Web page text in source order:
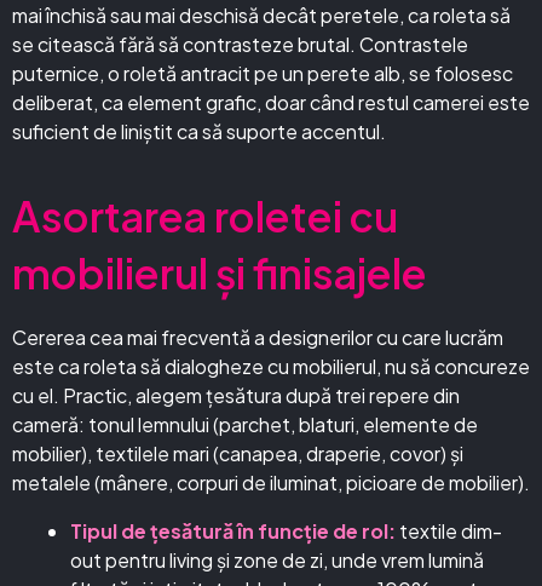
mai închisă sau mai deschisă decât peretele, ca roleta să
se citească fără să contrasteze brutal. Contrastele
puternice, o roletă antracit pe un perete alb, se folosesc
deliberat, ca element grafic, doar când restul camerei este
suficient de liniștit ca să suporte accentul.
Asortarea roletei cu
mobilierul și finisajele
Cererea cea mai frecventă a designerilor cu care lucrăm
este ca roleta să dialogheze cu mobilierul, nu să concureze
cu el. Practic, alegem țesătura după trei repere din
cameră: tonul lemnului (parchet, blaturi, elemente de
mobilier), textilele mari (canapea, draperie, covor) și
metalele (mânere, corpuri de iluminat, picioare de mobilier).
Tipul de țesătură în funcție de rol: textile dim-
out pentru living și zone de zi, unde vrem lumină